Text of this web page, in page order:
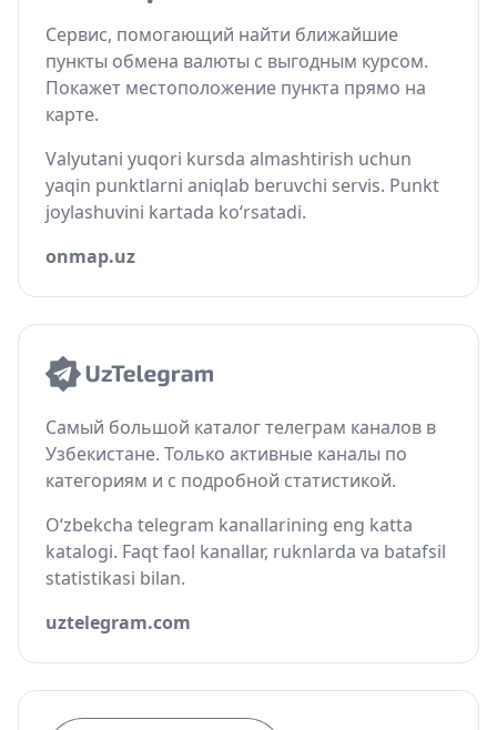
Сервис, помогающий найти ближайшие
пункты обмена валюты с выгодным курсом.
Покажет местоположение пункта прямо на
карте.
Valyutani yuqori kursda almashtirish uchun
yaqin punktlarni aniqlab beruvchi servis. Punkt
joylashuvini kartada ko‘rsatadi.
onmap.uz
Самый большой каталог телеграм каналов в
Узбекистане. Только активные каналы по
категориям и с подробной статистикой.
O‘zbekcha telegram kanallarining eng katta
katalogi. Faqt faol kanallar, ruknlarda va batafsil
statistikasi bilan.
uztelegram.com